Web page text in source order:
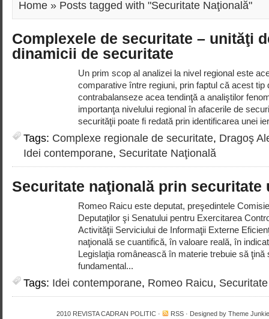
Home » Posts tagged with "Securitate Naţională"
Complexele de securitate – unităţi
dinamicii de securitate
Un prim scop al analizei la nivel regional este
comparative între regiuni, prin faptul că acest tip
contrabalanseze acea tendinţă a analiştilor
importanţa nivelului regional în afacerile de
securităţii poate fi redată prin identificarea unei
Tags: Complexe regionale de securitate, Dragoş
Idei contemporane, Securitate Naţională
Securitate naţională prin securitate
Romeo Raicu este deputat, preşedintele
Deputaţilor şi Senatului pentru Exercitarea
Activităţii Serviciului de Informaţii Externe
naţională se cuantifică, în valoare reală, în
Legislaţia românească în materie trebuie să
fundamental...
Tags: Idei contemporane, Romeo Raicu,
2010 REVISTA CADRAN POLITIC · RSS · Designed by Theme Junkie